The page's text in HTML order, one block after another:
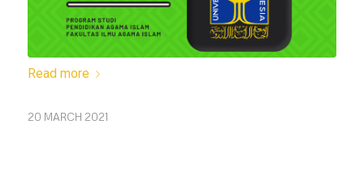
Read more
20 MARCH 2021